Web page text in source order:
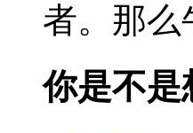
者。那
你是不是